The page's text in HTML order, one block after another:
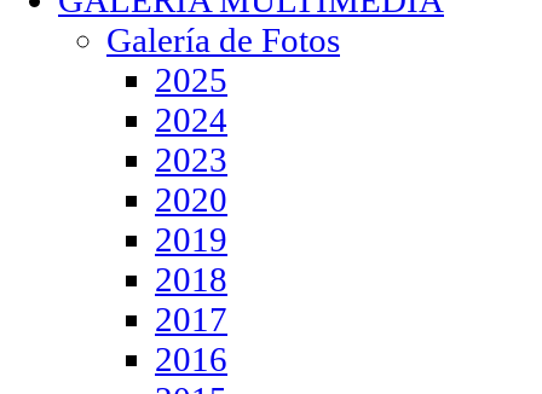
Galería de Fotos
2025
2024
2023
2020
2019
2018
2017
2016